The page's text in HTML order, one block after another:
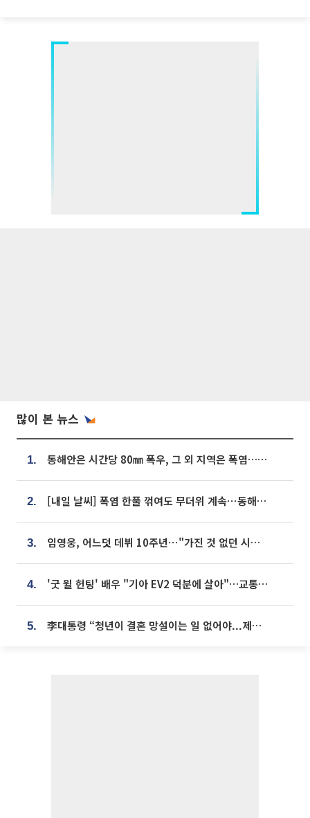
많이 본 뉴스
1. 동해안은 시간당 80㎜ 폭우, 그 외 지역은 폭염…‘극과 극 날씨’
2. [내일 날씨] 폭염 한풀 꺾여도 무더위 계속⋯동해안 이틀 연속 비
3. 임영웅, 어느덧 데뷔 10주년⋯"가진 것 없던 시절, 내 앞엔 20명의 팬뿐"
4. '굿 윌 헌팅' 배우 "기아 EV2 덕분에 살아"…교통사고 후 안전성 극찬
5. 李대통령 “청년이 결혼 망설이는 일 없어야...제도상 불이익 조사”